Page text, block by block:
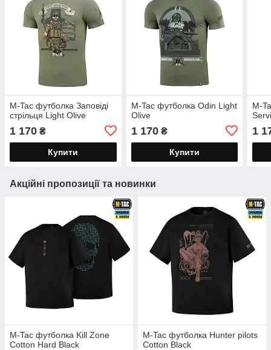
M-Tac футболка Заповіді
стрільця Light Olive
1 170 ₴
Купити
M-Tac футболка Odin Light
Olive
1 170₴
Купити
M-
1
Акційні пропозиції та новинки
M-Tac футболка Kill Zone
Cotton Hard Black
M-Tac футболка Hunter pilots
Cotton Black